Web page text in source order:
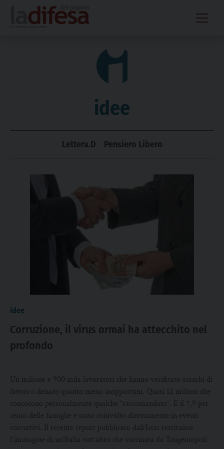
content
idee
Lettera.D Pensiero Libero
idee
Corruzione, il virus ormai ha attecchito nel
profondo
Un milione e 900 mila lavoratori che hanno verificato scambi di
favori o denaro quanto meno inopportuni. Quasi 12 milioni che
conoscono personalmente qualche “raccomandato”. E il 7,9 per
cento delle famiglie è stato coinvolto direttamente in eventi
corruttivi. Il recente report pubblicato dall’Istat restituisce
l’immagine di un’Italia tutt’altro che vaccinata da Tangentopoli